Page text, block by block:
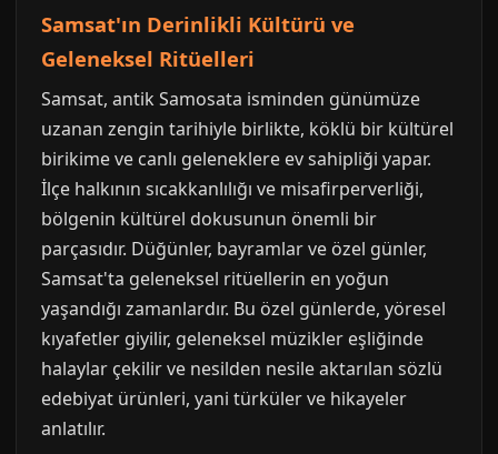
Samsat'ın Derinlikli Kültürü ve
Geleneksel Ritüelleri
Samsat, antik Samosata isminden günümüze
uzanan zengin tarihiyle birlikte, köklü bir kültürel
birikime ve canlı geleneklere ev sahipliği yapar.
İlçe halkının sıcakkanlılığı ve misafirperverliği,
bölgenin kültürel dokusunun önemli bir
parçasıdır. Düğünler, bayramlar ve özel günler,
Samsat'ta geleneksel ritüellerin en yoğun
yaşandığı zamanlardır. Bu özel günlerde, yöresel
kıyafetler giyilir, geleneksel müzikler eşliğinde
halaylar çekilir ve nesilden nesile aktarılan sözlü
edebiyat ürünleri, yani türküler ve hikayeler
anlatılır.